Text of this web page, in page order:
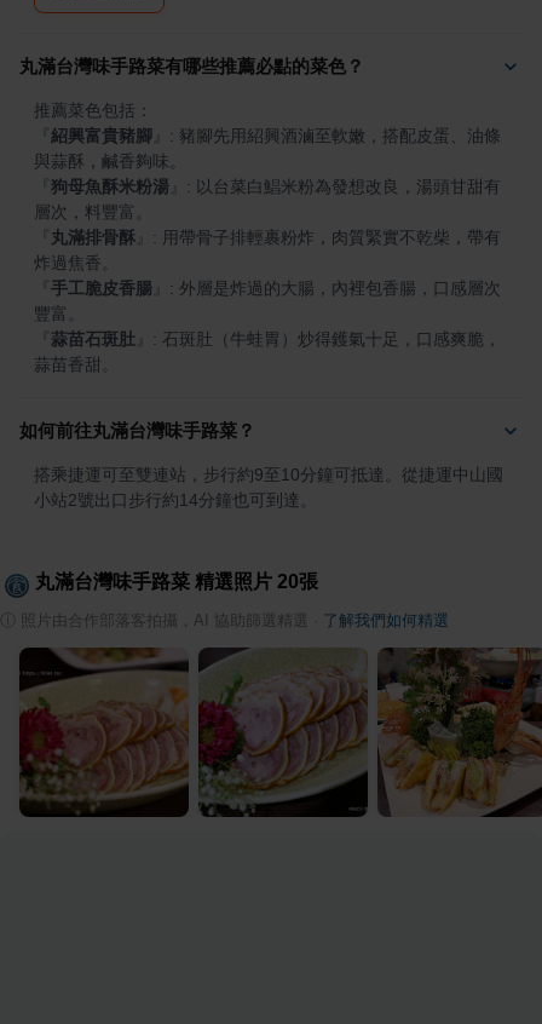
丸滿台灣味手路菜有哪些推薦必點的菜色？
紹興富貴豬腳
: 豬腳先用紹興酒滷至軟嫩，搭配皮蛋、油條
狗母魚酥米粉湯
: 以台菜白鯧米粉為發想改良，湯頭甘甜有
丸滿排骨酥
: 用帶骨子排輕裹粉炸，肉質緊實不乾柴，帶有
手工脆皮香腸
: 外層是炸過的大腸，內裡包香腸，口感層次
蒜苗石斑肚
: 石斑肚（牛蛙胃）炒得鑊氣十足，口感爽脆，
蒜苗香甜。
如何前往丸滿台灣味手路菜？
搭乘捷運可至雙連站，步行約9至10分鐘可抵達。從捷運中山國
小站2號出口步行約14分鐘也可到達。
丸滿台灣味手路菜 精選照片 20張
照片由合作部落客拍攝，AI 協助篩選精選 了解我們如何精選